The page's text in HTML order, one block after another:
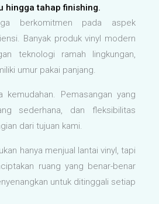
hingga tahap finishing.
berkomitmen pada aspek
Banyak produk vinyl modern
teknologi ramah lingkungan,
umur pakai panjang.
Pemasangan yang
sederhana, dan fleksibilitas
dari tujuan kami.
hanya menjual lantai vinyl, tapi
ruang yang benar-benar
untuk ditinggali setiap